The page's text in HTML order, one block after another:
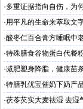
·多重证据指向自伤，为
害人”
·用平凡的生命来萃取文
·酸枣仁百合膏方睡眠中
厂
·特殊膳食谷物蛋白代餐
·减肥塑身降脂，健康苗
服务商
·特膳乳优宝催奶下奶产
·茯苓芡实大麦祛湿 去湿